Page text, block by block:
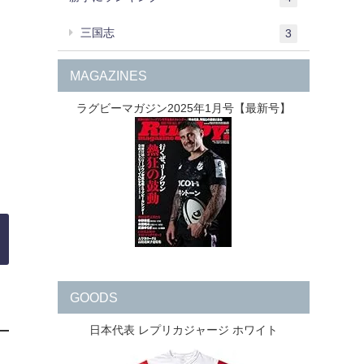
三国志 3
MAGAZINES
ラグビーマガジン2025年1月号【最新号】
GOODS
日本代表 レプリカジャージ ホワイト